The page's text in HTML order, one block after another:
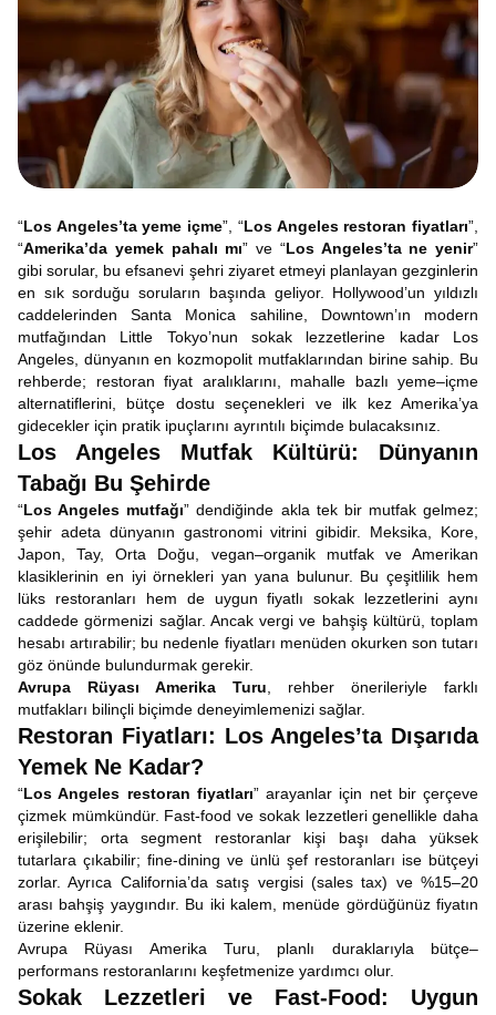
“Los Angeles’ta yeme içme”, “Los Angeles restoran fiyatları”,
“Amerika’da yemek pahalı mı” ve “Los Angeles’ta ne yenir”
gibi sorular, bu efsanevi şehri ziyaret etmeyi planlayan gezginlerin
en sık sorduğu soruların başında geliyor. Hollywood’un yıldızlı
caddelerinden Santa Monica sahiline, Downtown’ın modern
mutfağından Little Tokyo’nun sokak lezzetlerine kadar Los
Angeles, dünyanın en kozmopolit mutfaklarından birine sahip. Bu
rehberde; restoran fiyat aralıklarını, mahalle bazlı yeme–içme
alternatiflerini, bütçe dostu seçenekleri ve ilk kez Amerika’ya
gidecekler için pratik ipuçlarını ayrıntılı biçimde bulacaksınız.
Los Angeles Mutfak Kültürü: Dünyanın
Tabağı Bu Şehirde
“Los Angeles mutfağı” dendiğinde akla tek bir mutfak gelmez;
şehir adeta dünyanın gastronomi vitrini gibidir. Meksika, Kore,
Japon, Tay, Orta Doğu, vegan–organik mutfak ve Amerikan
klasiklerinin en iyi örnekleri yan yana bulunur. Bu çeşitlilik hem
lüks restoranları hem de uygun fiyatlı sokak lezzetlerini aynı
caddede görmenizi sağlar. Ancak vergi ve bahşiş kültürü, toplam
hesabı artırabilir; bu nedenle fiyatları menüden okurken son tutarı
göz önünde bulundurmak gerekir.
Avrupa Rüyası Amerika Turu , rehber önerileriyle farklı
mutfakları bilinçli biçimde deneyimlemenizi sağlar.
Restoran Fiyatları: Los Angeles’ta Dışarıda
Yemek Ne Kadar?
“Los Angeles restoran fiyatları” arayanlar için net bir çerçeve
çizmek mümkündür. Fast-food ve sokak lezzetleri genellikle daha
erişilebilir; orta segment restoranlar kişi başı daha yüksek
tutarlara çıkabilir; fine-dining ve ünlü şef restoranları ise bütçeyi
zorlar. Ayrıca California’da satış vergisi (sales tax) ve %15–20
arası bahşiş yaygındır. Bu iki kalem, menüde gördüğünüz fiyatın
üzerine eklenir.
Avrupa Rüyası Amerika Turu, planlı duraklarıyla bütçe–
performans restoranlarını keşfetmenize yardımcı olur.
Sokak Lezzetleri ve Fast-Food: Uygun